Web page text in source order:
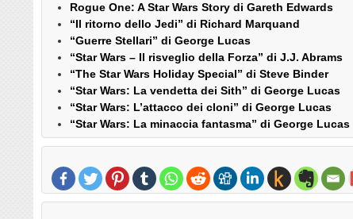
Rogue One: A Star Wars Story di Gareth Edwards
“Il ritorno dello Jedi” di Richard Marquand
“Guerre Stellari” di George Lucas
“Star Wars – Il risveglio della Forza” di J.J. Abrams
“The Star Wars Holiday Special” di Steve Binder
“Star Wars: La vendetta dei Sith” di George Lucas
“Star Wars: L’attacco dei cloni” di George Lucas
“Star Wars: La minaccia fantasma” di George Lucas